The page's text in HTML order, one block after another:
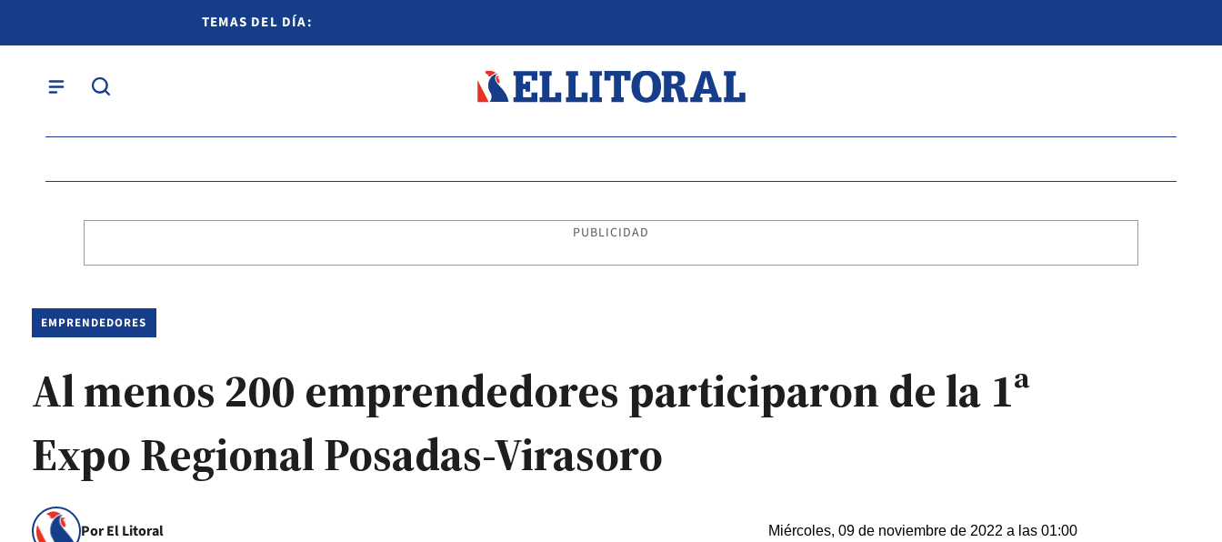
TEMAS DEL DÍA:
PUBLICIDAD
EMPRENDEDORES
Al menos 200 emprendedores participaron de la 1ª
Expo Regional Posadas-Virasoro
Por El Litoral Miércoles, 09 de noviembre de 2022 a las 01:00